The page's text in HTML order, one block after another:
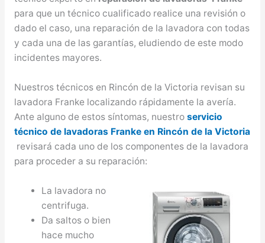
para que un técnico cualificado realice una revisión o
dado el caso, una reparación de la lavadora con todas
y cada una de las garantías, eludiendo de este modo
incidentes mayores.
Nuestros técnicos en Rincón de la Victoria revisan su
lavadora Franke localizando rápidamente la avería.
Ante alguno de estos síntomas, nuestro servicio
técnico de lavadoras Franke en Rincón de la Victoria
revisará cada uno de los componentes de la lavadora
para proceder a su reparación:
La lavadora no
centrifuga.
Da saltos o bien
hace mucho